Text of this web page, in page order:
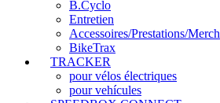
B.Cyclo
Entretien
Accessoires/Prestations/Merch
BikeTrax
TRACKER
pour vélos électriques
pour vehícules